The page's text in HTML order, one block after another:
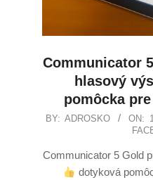
Communicator
hlasový
pomôcka
BY: ADROSKO ON:
Communicator 5 Gold
dotyková